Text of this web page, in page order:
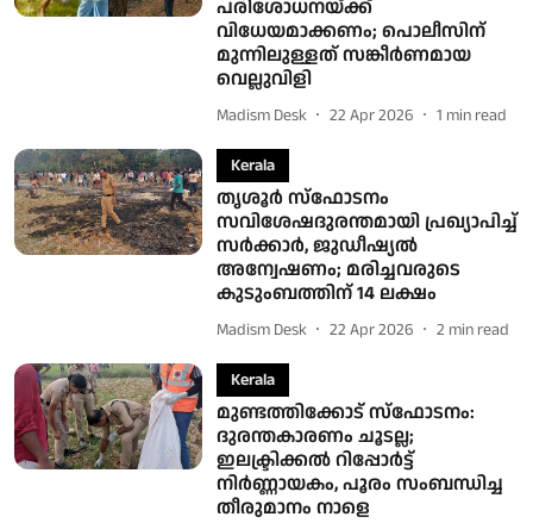
പരിശോധനയ്ക്ക്
വിധേയമാക്കണം; പൊലീസിന്
മുന്നിലുള്ളത് സങ്കീര്‍ണമായ
വെല്ലുവിളി
Madism Desk 22 Apr 2026 1 min read
Kerala
തൃശൂർ സ്ഫോടനം
സവിശേഷദുരന്തമായി പ്രഖ്യാപിച്ച്
സർക്കാർ, ജുഡീഷ്യല്‍
അന്വേഷണം; മരിച്ചവരുടെ
കുടുംബത്തിന് 14 ലക്ഷം
Madism Desk 22 Apr 2026 2 min read
Kerala
മുണ്ടത്തിക്കോട് സ്ഫോടനം:
ദുരന്തകാരണം ചൂടല്ല;
ഇലക്ട്രിക്കൽ റിപ്പോർട്ട്
നിർണ്ണായകം, പൂരം സംബന്ധിച്ച
തീരുമാനം നാളെ